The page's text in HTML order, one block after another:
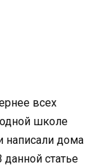
всех
школе
написали дома
статье